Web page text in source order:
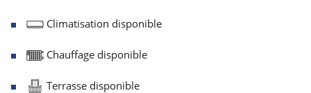
Climatisation disponible
Chauffage disponible
Terrasse disponible